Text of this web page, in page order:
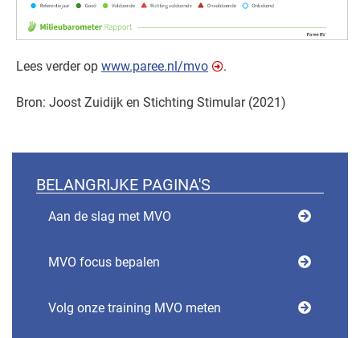
Lees verder op www.paree.nl/mvo .
Bron: Joost Zuidijk en Stichting Stimular (2021)
BELANGRIJKE PAGINA'S
Aan de slag met MVO
MVO focus bepalen
Volg onze training MVO meten